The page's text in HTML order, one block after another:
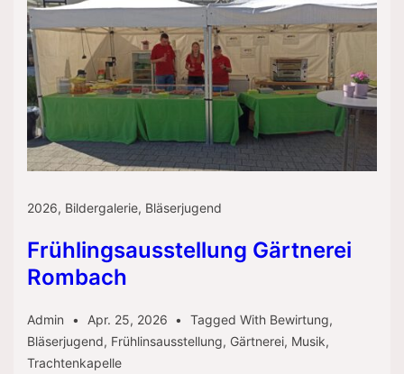
2026, Bildergalerie, Bläserjugend
Frühlingsausstellung Gärtnerei
Rombach
Admin Apr. 25, 2026 Tagged With Bewirtung,
Bläserjugend, Frühlinsausstellung, Gärtnerei, Musik,
Trachtenkapelle